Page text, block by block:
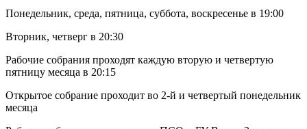
Понедельник, среда, пятница, суббота, воскресенье в 19:00
Вторник, четверг в 20:30
Рабочие собрания проходят каждую вторую и четвертую
пятницу месяца в 20:15
Открытое собрание проходит во 2-й и четвертый понедельник
месяца